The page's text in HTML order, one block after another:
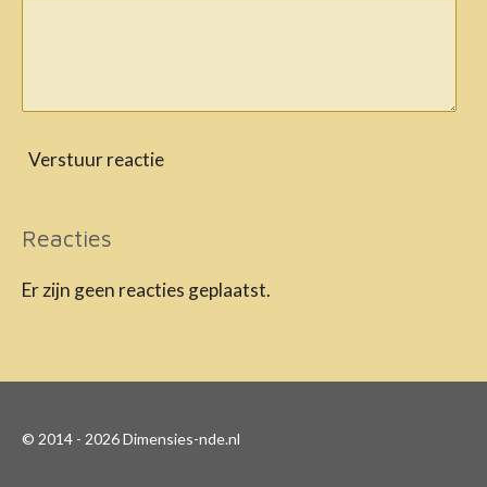
Verstuur reactie
Reacties
Er zijn geen reacties geplaatst.
© 2014 - 2026 Dimensies-nde.nl